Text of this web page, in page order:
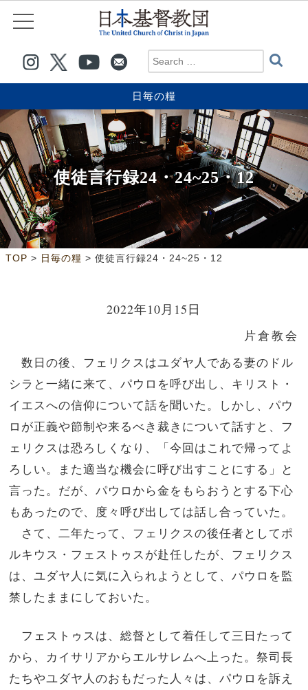
日毎の糧
使徒言行録24・24~25・12
TOP > 日毎の糧 > 使徒言行録24・24~25・12
2022年10月15日
片倉教会
数日の後、フェリクスはユダヤ人である妻のドル
シラと一緒に来て、パウロを呼び出し、キリスト・
イエスへの信仰について話を聞いた。しかし、パウ
ロが正義や節制や来るべき裁きについて話すと、フ
ェリクスは恐ろしくなり、「今回はこれで帰ってよ
ろしい。また適当な機会に呼び出すことにする」と
言った。だが、パウロから金をもらおうとする下心
もあったので、度々呼び出しては話し合っていた。
さて、二年たって、フェリクスの後任者としてポ
ルキウス・フェストゥスが赴任したが、フェリクス
は、ユダヤ人に気に入られようとして、パウロを監
禁したままにしておいた。
フェストゥスは、総督として着任して三日たって
から、カイサリアからエルサレムへ上った。祭司長
たちやユダヤ人のおもだった人々は、パウロを訴え